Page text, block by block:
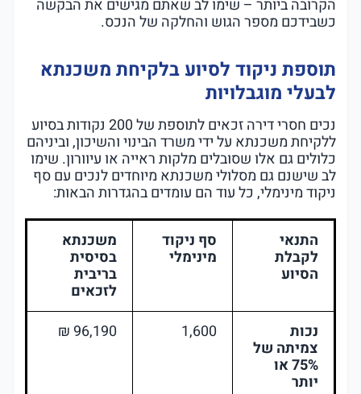
הקרובה ביותר – שימו לב שאתם מגישים את הבקשה
כשבידכם מספר הגוש והחלקה של הנכס.
תוספת ניקוד לסיוע בלקיחת משכנתא
לבעלי מוגבלויות
נכים חסרי דירה זכאים לתוספת של 200 נקודות בסיוע
ללקיחת משכנתא על ידי משרד הבינוי והשיכון, וביניהם
כלולים גם אלו שסובלים מלקות ראייה או עיוורון. שימו
לב שישנם גם מסלולי משכנתא מיוחדים לנכים עם סף
ניקוד מינימלי, כל עוד הם עומדים בהגדרות הבאות:
התנאי
לקבלת
הסיוע
סף ניקוד
מינימלי
משכנתא
בסיסית
בריבית
לזכאים
נכות
צמיתה של
75% או
יותר
1,600
96,190 ₪